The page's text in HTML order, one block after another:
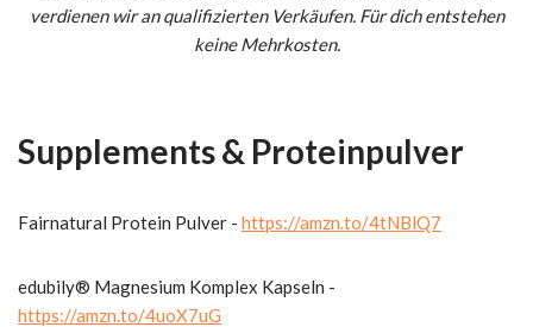
verdienen wir an qualifizierten Verkäufen. Für dich entstehen
keine Mehrkosten.
Supplements & Proteinpulver
Fairnatural Protein Pulver - https://amzn.to/4tNBlQ7
edubily® Magnesium Komplex Kapseln -
https://amzn.to/4uoX7uG